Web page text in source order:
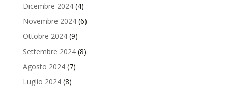
Dicembre 2024(4)
Novembre 2024(6)
Ottobre 2024(9)
Settembre 2024(8)
Agosto 2024(7)
Luglio 2024(8)